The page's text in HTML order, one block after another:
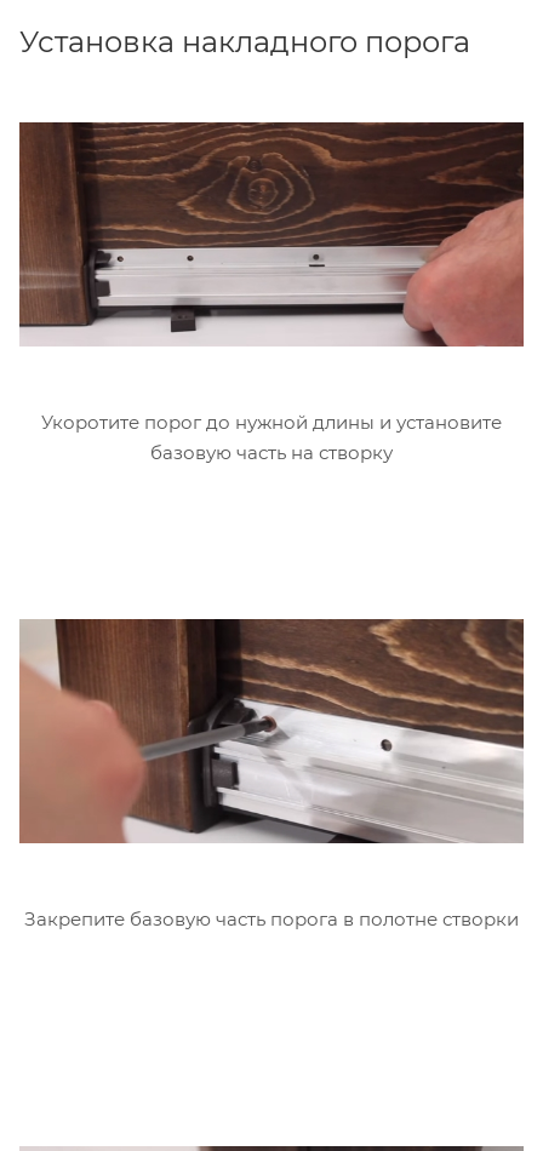
Установка накладного порога
Укоротите порог до нужной длины и установите
базовую часть на створку
Закрепите базовую часть порога в полотне створки